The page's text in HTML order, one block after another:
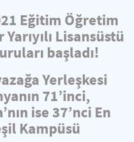
Eğitim Öğretim
Yarıyılı Lisansüstü
başladı!
Yerleşkesi
71’inci,
ise 37’nci En
Kampüsü